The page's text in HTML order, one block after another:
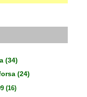
(34)
(24)
(16)